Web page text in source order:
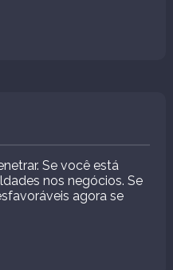
Se você está
nos negócios. Se
​​agora se